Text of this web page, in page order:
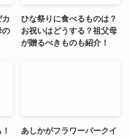
の
ひな祭りに食べるものは？
お祝いはどうする？祖父母
が贈るべきものも紹介！
あしかがフラワーパークイ